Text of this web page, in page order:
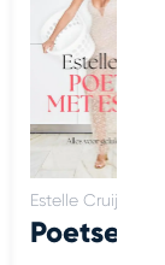
Estelle Cruijff
Poetsen